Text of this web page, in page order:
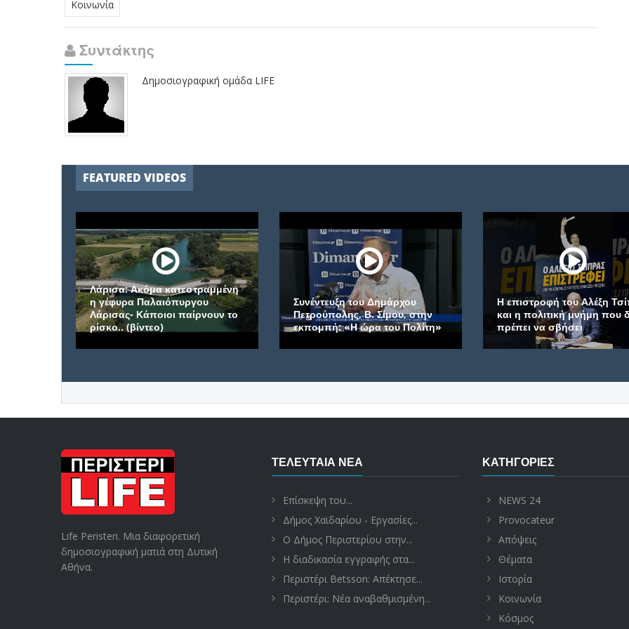
Κοινωνία
Συντάκτης
Δημοσιογραφική ομάδα LIFE
FEATURED VIDEOS
Λάρισα: Ακόμα κατεστραμμένη
η γέφυρα Παλαιόπυργου
Λάρισας- Κάποιοι παίρνουν το
ρίσκο.. (βίντεο)
Συνέντευξη του Δημάρχου
Πετρούπολης, Β. Σίμου, στην
εκπομπή: «Η ώρα του Πολίτη»
Η επιστροφή του Αλέξη
και η πολιτική μνήμη που
πρέπει να σβήσει
Life Peristeri. Μια διαφορετική
δημοσιογραφική ματιά στη Δυτική
Αθήνα.
ΤΕΛΕΥΤΑΊΑ ΝΈΑ
Επίσκεψη του...
Δήμος Χαϊδαρίου - Εργασίες...
Ο Δήμος Περιστερίου στην...
Η διαδικασία εγγραφής στα...
Περιστέρι Betsson: Απέκτησε...
Περιστέρι: Νέα αναβαθμισμένη...
ΚΑΤΗΓΟΡΊΕΣ
NEWS 24
Provocateur
Απόψεις
Θέματα
Ιστορία
Κοινωνία
Κόσμος